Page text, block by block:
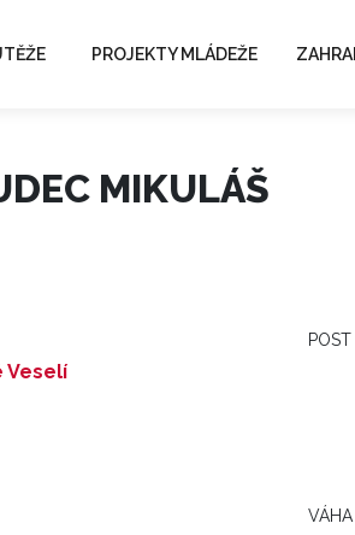
PROJEKTY MLÁDEŽE
MIKULÁŠ
Veselí
POST
VÁHA